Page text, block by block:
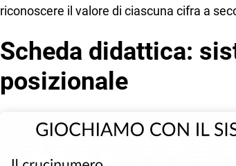
riconoscere il valore di ciascuna cifra a
Scheda didattica:
posizionale